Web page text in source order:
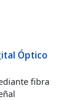
Óptico
fibra